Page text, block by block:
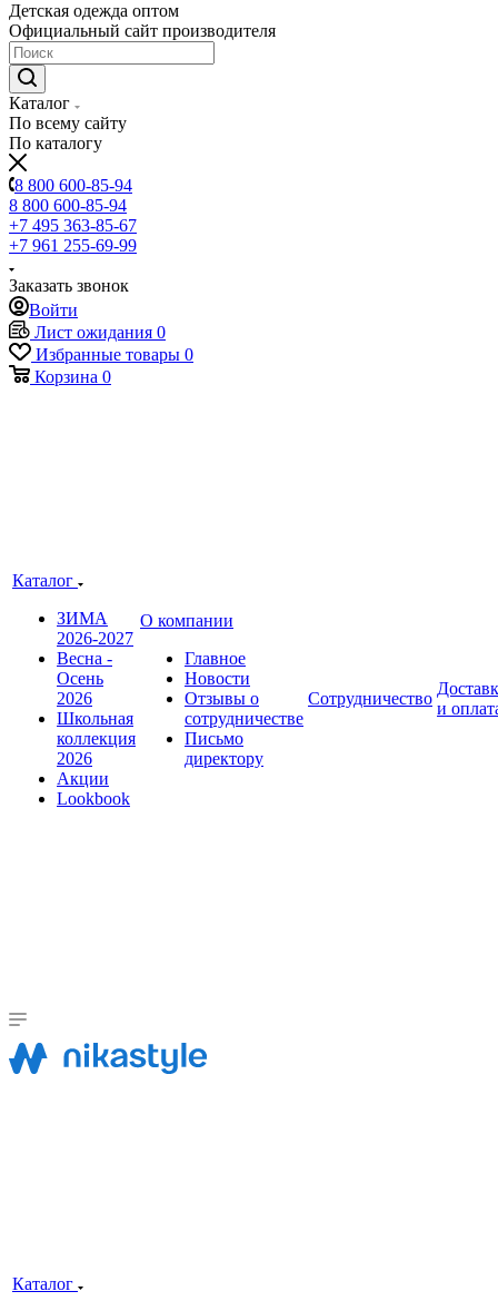
Детская одежда оптом
Официальный сайт производителя
Каталог
По всему сайту
По каталогу
8 800 600-85-94
8 800 600-85-94
+7 495 363-85-67
+7 961 255-69-99
Заказать звонок
Войти
Лист ожидания 0
Избранные товары 0
Корзина 0
Каталог
ЗИМА
2026-2027
Весна -
Осень
2026
Школьная
коллекция
2026
Акции
Lookbook
О компании
Главное
Новости
Отзывы о
сотрудничестве
Письмо
директору
Сотрудничество
и
Каталог